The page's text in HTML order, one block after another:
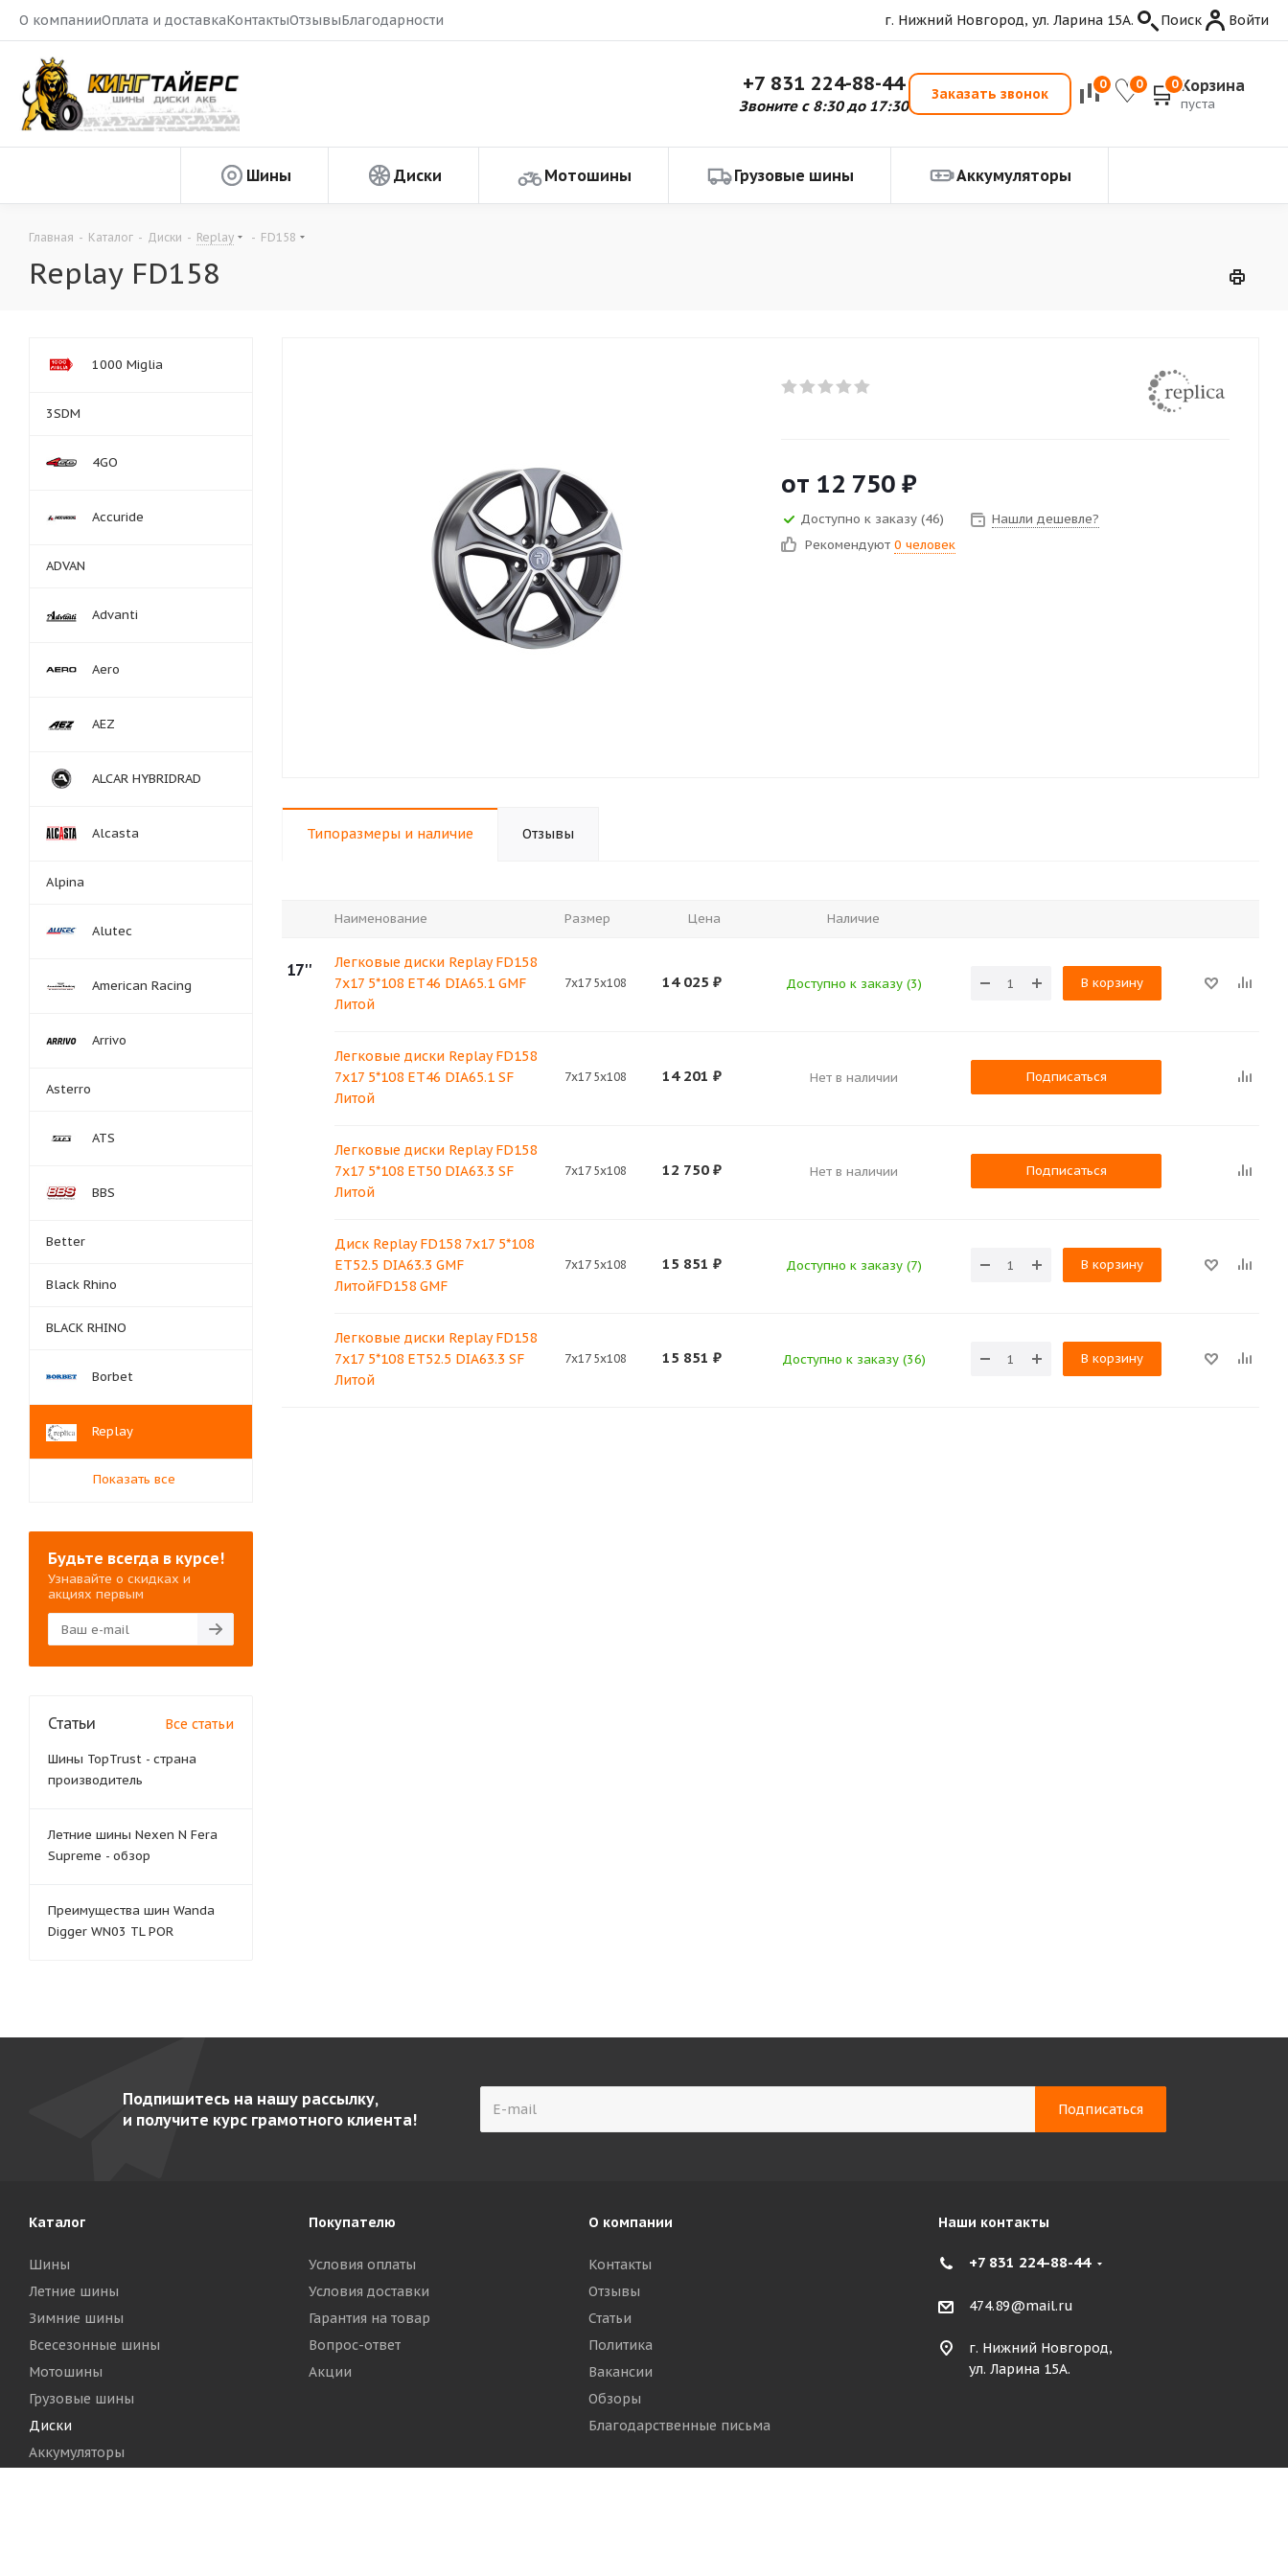
О компанииОплата и доставкаКонтактыОтзывыБлагодарности г. Нижний Новгород, ул. Ларина 15А. Поиск Войти
+7 831 224-88-44
Звоните с 8:30 до 17:30
Заказать звонок
0 0 0 Корзина
пуста
Шины Диски Мотошины Грузовые шины Аккумуляторы
Главная - Каталог - Диски - Replay - FD158
Replay FD158
от 12 750 ₽
Доступно к заказу (46)
Нашли дешевле?
Рекомендуют 0 человек
Типоразмеры и наличие Отзывы
Наименование Размер Цена Наличие
17''
Легковые диски Replay FD158
7x17 5*108 ET46 DIA65.1 GMF
Литой
7x17 5x108 14 025 ₽ Доступно к заказу (3) В корзину
Легковые диски Replay FD158
7x17 5*108 ET46 DIA65.1 SF
Литой
7x17 5x108 14 201 ₽ Нет в наличии Подписаться
Легковые диски Replay FD158
7x17 5*108 ET50 DIA63.3 SF
Литой
7x17 5x108 12 750 ₽ Нет в наличии Подписаться
Диск Replay FD158 7x17 5*108
ET52.5 DIA63.3 GMF
ЛитойFD158 GMF
7x17 5x108 15 851 ₽ Доступно к заказу (7) В корзину
Легковые диски Replay FD158
7x17 5*108 ET52.5 DIA63.3 SF
Литой
7x17 5x108 15 851 ₽ Доступно к заказу (36) В корзину
1000 Miglia
3SDM
4GO
Accuride
ADVAN
Advanti
Aero
AEZ
ALCAR HYBRIDRAD
Alcasta
Alpina
Alutec
American Racing
Arrivo
Asterro
ATS
BBS
Better
Black Rhino
BLACK RHINO
Borbet
Replay
Показать все
Будьте всегда в курсе!
Узнавайте о скидках и
акциях первым
Статьи Все статьи
Шины TopTrust - страна
производитель
Летние шины Nexen N Fera
Supreme - обзор
Преимущества шин Wanda
Digger WN03 TL POR
Подпишитесь на нашу рассылку,
и получите курс грамотного клиента!
Каталог
Шины
Летние шины
Зимние шины
Всесезонные шины
Мотошины
Грузовые шины
Диски
Аккумуляторы
Покупателю
Условия оплаты
Условия доставки
Гарантия на товар
Вопрос-ответ
Акции
О компании
Контакты
Отзывы
Статьи
Политика
Вакансии
Обзоры
Благодарственные письма
Наши контакты
+7 831 224-88-44
474.89@mail.ru
г. Нижний Новгород,
ул. Ларина 15А.